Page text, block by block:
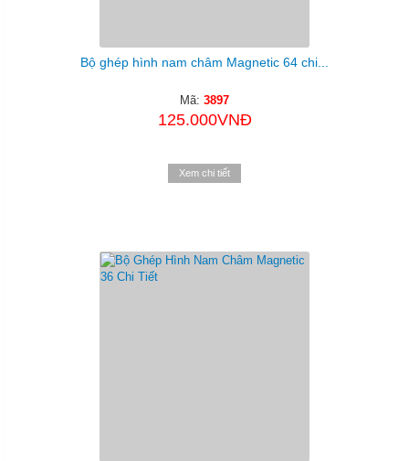
Bộ ghép hình nam châm Magnetic 64 chi...
Mã: 3897
125.000VNĐ
Xem chi tiết